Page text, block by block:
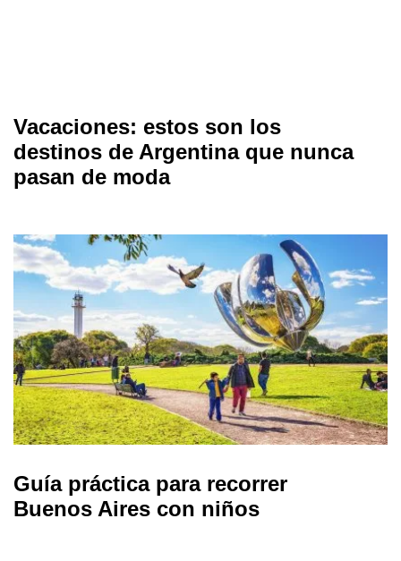
Vacaciones: estos son los
destinos de Argentina que nunca
pasan de moda
Guía práctica para recorrer
Buenos Aires con niños